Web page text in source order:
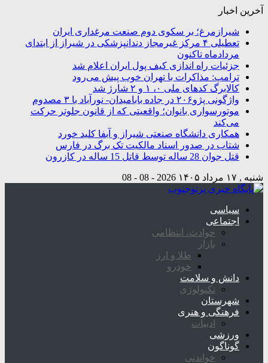
آخرین اخبار
شیرازمرغ؛ بر سکوی دوم صنعت مرغداری ایران
تعطیلی ۴ مرکز غیرمجاز دندانپزشکی در شیراز از ابتدای
مردادماه تاکنون
جزئیات راه اندازی کیف پول ایران اعلام شد
ترامپ: مذاکرات با تهران خوب پیش می‌رود
کالابرگ کدهای ملی ۰، ۱ و ۲ شارژ شد
واژگونی پژو۲۰۶ در جاده بابامیدان- نورآباد با ۳ مصدوم
موتورسواری بانوان؛ واقعیتی که از قانون جلوتر حرکت
می‌کند
همکاری دانشگاه صنعتی شیراز و آبفا کلید خورد
شتاب در صدور اسناد مالکیت تک برگ در فارس
قتل جوان 28 ساله توسط قاتل 15 ساله در کازرون
شنبه , ۱۷ مرداد ۱۴۰۵ 2026 - 08 - 08
سیاسی
اجتماعی
حوادث، انتظامی
بازار
طلا و ارز
خودرو
دانش و سلامت
تکنولوژی
شهرستان
فرهنگی و هنری
ادبیات
ورزشی
گوناگون
خواندنی